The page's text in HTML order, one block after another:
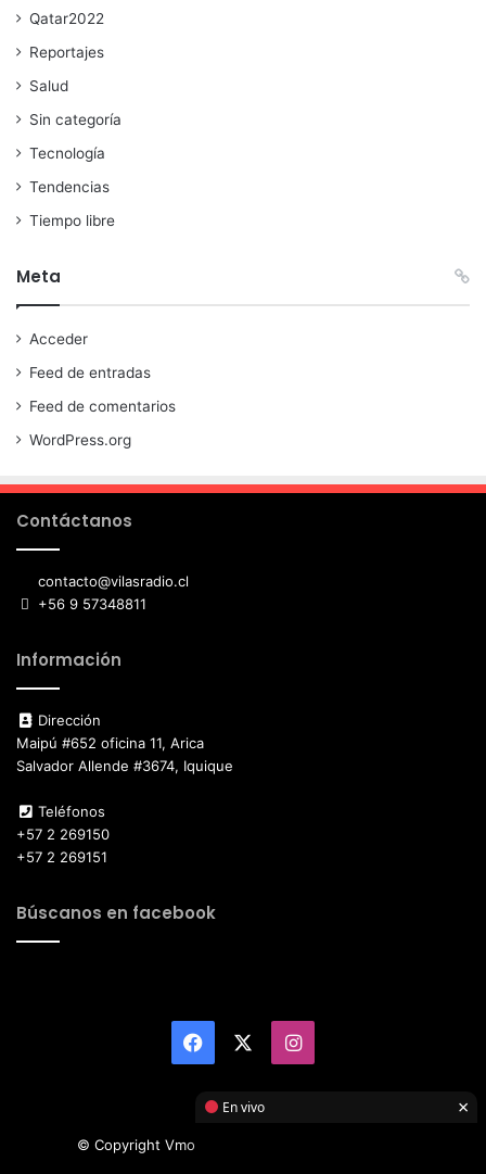
Qatar2022
Reportajes
Salud
Sin categoría
Tecnología
Tendencias
Tiempo libre
Meta
Acceder
Feed de entradas
Feed de comentarios
WordPress.org
Contáctanos
contacto@vilasradio.cl
+56 9 57348811
Información
Dirección
Maipú #652 oficina 11, Arica
Salvador Allende #3674, Iquique
Teléfonos
+57 2 269150
+57 2 269151
Búscanos en facebook
Facebook Instagram
© Copyright Vmotor TI 2026, All Rights Reserved
En vivo ×